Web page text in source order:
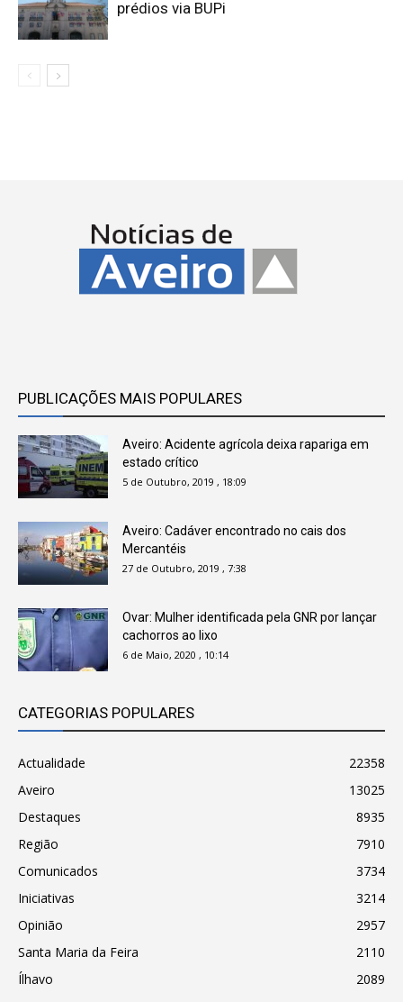
prédios via BUPi
PUBLICAÇÕES MAIS POPULARES
Aveiro: Acidente agrícola deixa rapariga em
estado crítico
5 de Outubro, 2019 , 18:09
Aveiro: Cadáver encontrado no cais dos
Mercantéis
27 de Outubro, 2019 , 7:38
Ovar: Mulher identificada pela GNR por lançar
cachorros ao lixo
6 de Maio, 2020 , 10:14
CATEGORIAS POPULARES
Actualidade
22358
Aveiro
13025
Destaques
8935
Região
7910
Comunicados
3734
Iniciativas
3214
Opinião
2957
Santa Maria da Feira
2110
Ílhavo
2089